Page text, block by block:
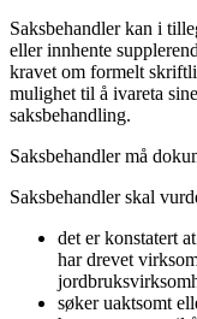
Saksbehandler kan i
eller innhente
kravet om formelt
mulighet til å ivareta
saksbehandling.
Saksbehandler må
Saksbehandler skal
det er konstatert
har drevet
søker uaktsomt